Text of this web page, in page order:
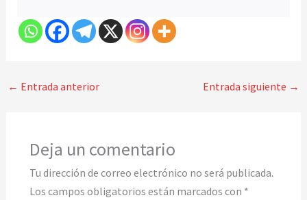
← Entrada anterior Entrada siguiente →
Deja un comentario
Tu dirección de correo electrónico no será publicada.
Los campos obligatorios están marcados con *